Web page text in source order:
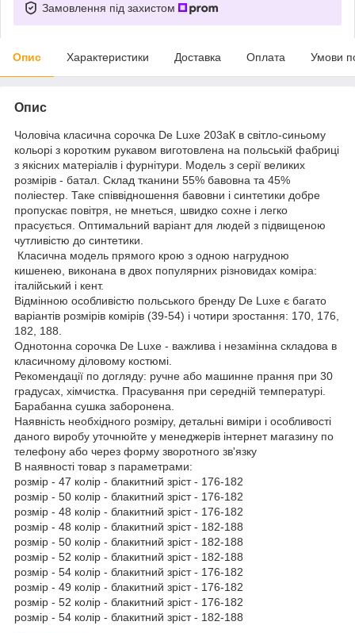
Замовлення під захистом
Опис Характеристики Доставка Оплата Умови
Опис
Чоловіча класична сорочка De Luxe 203аК в світло-синьому
кольорі з коротким рукавом виготовлена на польській фабриці
з якісних матеріалів і фурнітури. Модель з серії великих
розмірів - батал. Склад тканини 55% бавовна та 45%
поліестер. Таке співвідношення бавовни і синтетики добре
пропускає повітря, не мнеться, швидко сохне і легко
прасується. Оптимальний варіант для людей з підвищеною
чутливістю до синтетики.
Класична модель прямого крою з одною нагрудною
кишенею, виконана в двох популярних різновидах коміра:
італійський і кент.
Відмінною особливістю польського бренду De Luxe є багато
варіантів розмірів комірів (39-54) і чотири зростання: 170, 176,
182, 188.
Однотонна сорочка De Luxe - важлива і незамінна складова в
класичному діловому костюмі.
Рекомендації по догляду: ручне або машинне прання при 30
градусах, хімчистка. Прасування при середній температурі.
Барабанна сушка заборонена.
Наявність необхідного розміру, детальні виміри і особливості
даного виробу уточнюйте у менеджерів інтернет магазину по
телефону або через форму зворотного зв'язку
В наявності товар з параметрами:
розмір - 47 колір - блакитний зріст - 176-182
розмір - 50 колір - блакитний зріст - 176-182
розмір - 48 колір - блакитний зріст - 176-182
розмір - 48 колір - блакитний зріст - 182-188
розмір - 50 колір - блакитний зріст - 182-188
розмір - 52 колір - блакитний зріст - 182-188
розмір - 54 колір - блакитний зріст - 176-182
розмір - 49 колір - блакитний зріст - 176-182
розмір - 52 колір - блакитний зріст - 176-182
розмір - 54 колір - блакитний зріст - 182-188